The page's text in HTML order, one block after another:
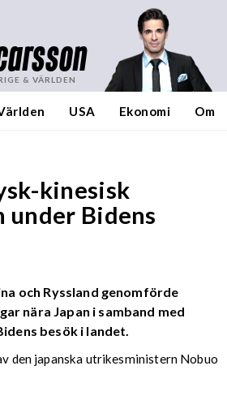
& VÄRLDEN
USA Ekonomi Om
kinesisk
Bidens
och Ryssland genomförde
nära Japan i samband med
besök i landet.
den japanska utrikesministern Nobuo